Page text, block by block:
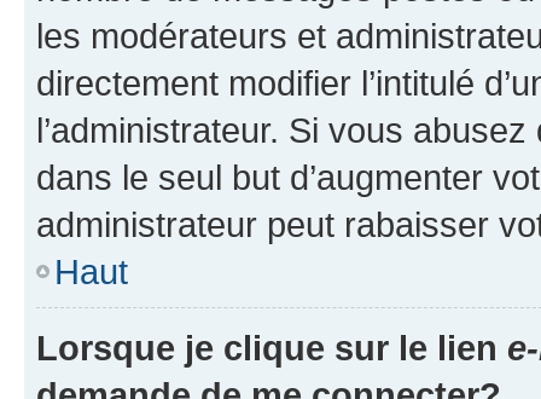
les modérateurs et
directement modifier l’intitulé
l’administrateur. Si vous
dans le seul but d’augmenter
administrateur peut rabaisser
Haut
Lorsque je clique sur le lien